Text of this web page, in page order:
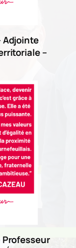
Adjointe
–
Professeur